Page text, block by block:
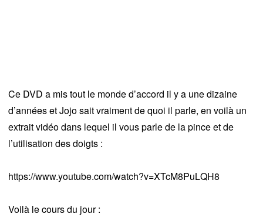
Ce DVD a mis tout le monde d’accord il y a une dizaine
d’années et Jojo sait vraiment de quoi il parle, en voilà un
extrait vidéo dans lequel il vous parle de la pince et de
l’utilisation des doigts :
https://www.youtube.com/watch?v=XTcM8PuLQH8
Voilà le cours du jour :